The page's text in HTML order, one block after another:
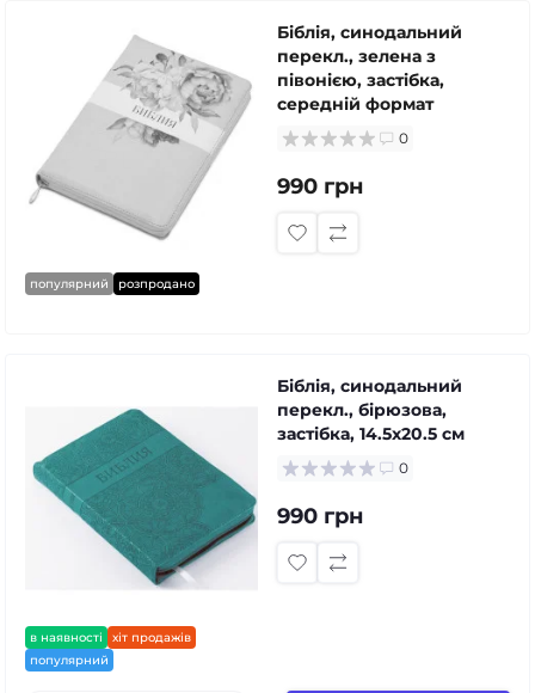
популярний розпродано
Біблія, синодальний
перекл., зелена з
півонією, застібка,
середній формат
0
990 грн
в наявності
хіт продажів
популярний
Біблія, синодальний
перекл., бірюзова,
застібка, 14.5x20.5 см
0
990 грн